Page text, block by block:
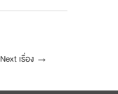
Next เรื่อง →